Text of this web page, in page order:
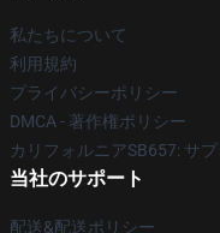
私たちについて
利用規約
プライバシーポリシー
DMCA - 著作権ポリシー
カリフォルニアSB657: サ
当社のサポート
配送&配送ポリシー